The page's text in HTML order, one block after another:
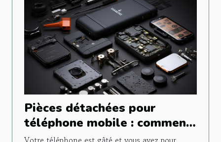
Pièces détachées pour
téléphone mobile : comment
faire le bon choix ?